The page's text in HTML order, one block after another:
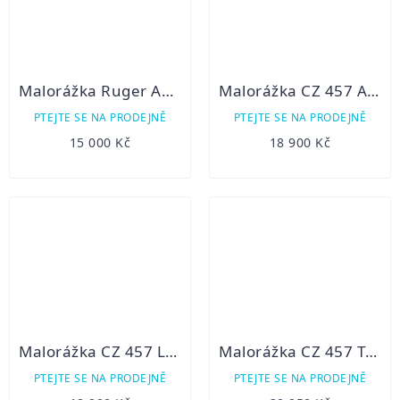
Malorážka Ruger American Rimfire
PTEJTE SE NA PRODEJNĚ
15 000 Kč
Malorážka CZ 457 AMERICAN LH
PTEJTE SE NA PRODEJNĚ
18 900 Kč
Malorážka CZ 457 Lux 22LR
PTEJTE SE NA PRODEJNĚ
Malorážka CZ 457 THUMBHOLE
PTEJTE SE NA PRODEJNĚ